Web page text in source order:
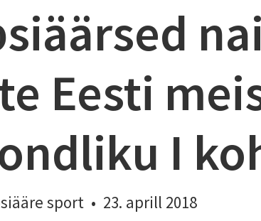
Eesti
I
sport • 23. aprill 2018